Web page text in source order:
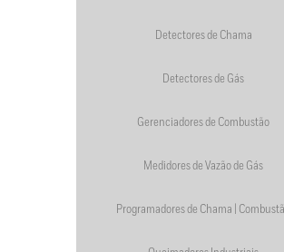
Detectores de Chama
Detectores de Gás
Gerenciadores de Combustão
Medidores de Vazão de Gás
Programadores de Chama |